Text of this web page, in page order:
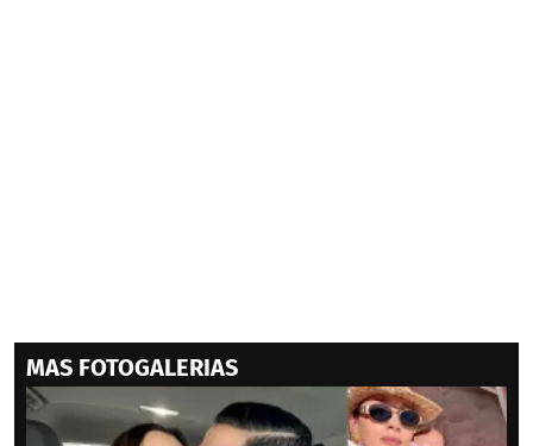
MAS FOTOGALERIAS